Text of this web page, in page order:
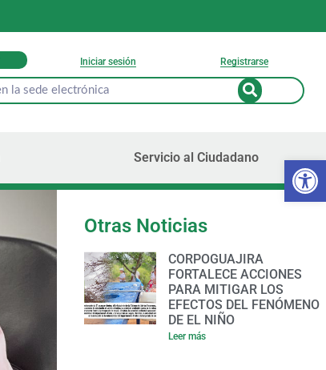
Iniciar sesión Registrarse
Servicio al Ciudadano
Otras Noticias
CORPOGUAJIRA
FORTALECE ACCIONES
PARA MITIGAR LOS
EFECTOS DEL FENÓMENO
DE EL NIÑO
Leer más